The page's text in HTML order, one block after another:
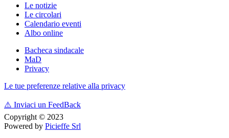
Le notizie
Le circolari
Calendario eventi
Albo online
Bacheca sindacale
MaD
Privacy
Le tue preferenze relative alla privacy
⚠️ Inviaci un FeedBack
Copyright © 2023
Powered by Picieffe Srl